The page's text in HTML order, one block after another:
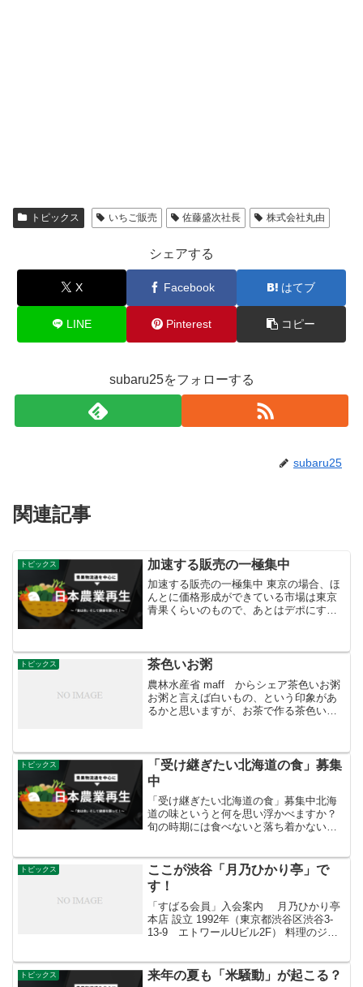
トピックス いちご販売 佐藤盛次社長 株式会社丸由
シェアする
X Facebook はてブ
LINE Pinterest コピー
subaru25をフォローする
subaru25
関連記事
トピックス 加速する販売の一極集中
加速する販売の一極集中 東京の場合、ほ
んとに価格形成ができている市場は東京
青果くらいのもので、あとはデポにすぎ
うした認識が市場の経営...
トピックス 茶色いお粥
農林水産省 maff からシェア茶色いお粥
お粥と言えば白いもの、という印象があ
るかと思いますが、お茶で作る茶色いお
さん」とも呼ばれ、...
トピックス
「受け継ぎたい北海道の食」募集
中
「受け継ぎたい北海道の食」募集中北海
道の味というと何を思い浮かべますか？
旬の時期には食べないと落ち着かないあ
食材などなど、北海道ならではの食の情
報を動画、写真などで教え...
トピックス
ここが渋谷「月乃ひかり亭」で
す！
「すばる会員」入会案内 月乃ひかり亭
本店 設立 1992年（東京都渋谷区渋谷3-
13-9 エトワールUビル2F） 料理のジャ
ペイン/バスク料理 ベジタリアン...
トピックス 来年の夏も「米騒動」が起こる？